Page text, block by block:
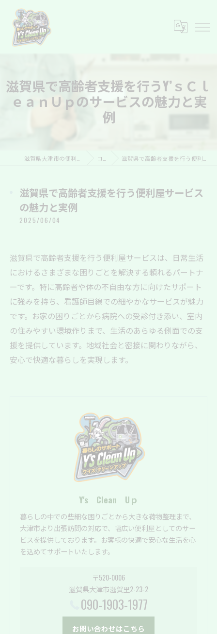
滋賀県で高齢者支援を行うY’ｓＣｌ
ｅａｎＵｐのサービスの魅力と実
例
コラム 滋賀県で高齢者支援を行う便利屋サービスの魅力と実例
滋賀県で高齢者支援を行う便利屋サービス
の魅力と実例
2025/06/04
滋賀県で高齢者支援を行う便利屋サービスは、日常生活
におけるさまざまな困りごとを解決する頼れるパートナ
ーです。特に高齢者や体の不自由な方に向けたサポート
に強みを持ち、看護師目線での細やかなサービスが魅力
です。お家の困りごとから病院への受診付き添い、室内
の住みやすい環境作りまで、生活のあらゆる側面での支
援を提供しています。地域社会と密接に関わりながら、
安心で快適な暮らしを実現します。
Y's Clean Uｐ
暮らしの中での些細な困りごとから大きな荷物整理まで、
大津市より出張訪問の対応で、幅広い便利屋としてのサー
ビスを提供しております。お客様の快適で安心な生活を心
を込めてサポートいたします。
〒520-0006
滋賀県大津市滋賀里2-23-2
090-1903-1977
お問い合わせはこちら